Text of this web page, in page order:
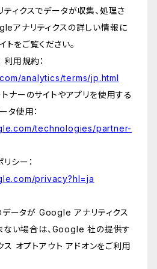
ィクスでデータが収集、処理さ
アナリティクスの詳しい情報に
トをご覧ください。
用規約：
analytics/terms/jp.html
ナーのサイトやアプリを使用する
タ使用：
technologies/partner-
シー：
privacy?hl=ja
データが Google アナリティクス
ない場合は、Google 社の提供す
オプトアウト アドオンをご利用